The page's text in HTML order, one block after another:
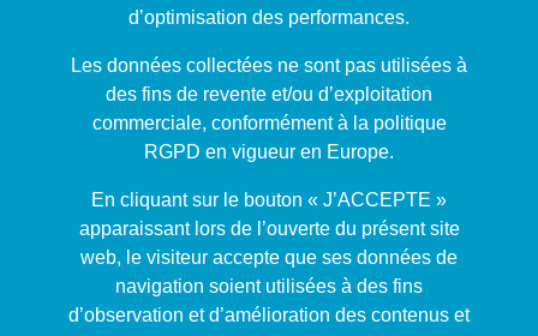
d’optimisation des performances.
Les données collectées ne sont pas utilisées à
des fins de revente et/ou d’exploitation
commerciale, conformément à la politique
RGPD en vigueur en Europe.
En cliquant sur le bouton « J’ACCEPTE »
apparaissant lors de l’ouverte du présent site
web, le visiteur accepte que ses données de
navigation soient utilisées à des fins
d’observation et d’amélioration des contenus et